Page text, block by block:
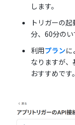
します。
トリガーの
分、60分のい
利用プラン
なりますが
おすすめです。